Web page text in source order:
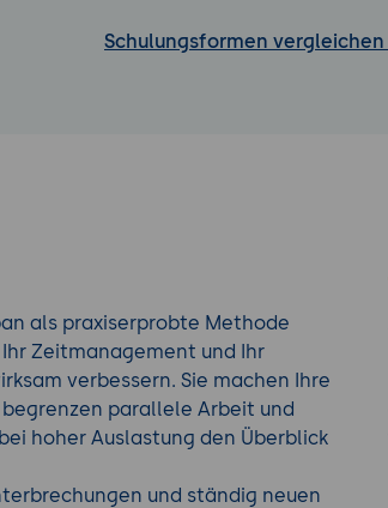
Schulungsformen vergleichen
als praxiserprobte Methode
Zeitmanagement und Ihr
verbessern. Sie machen Ihre
parallele Arbeit und
hoher Auslastung den Überblick
und ständig neuen